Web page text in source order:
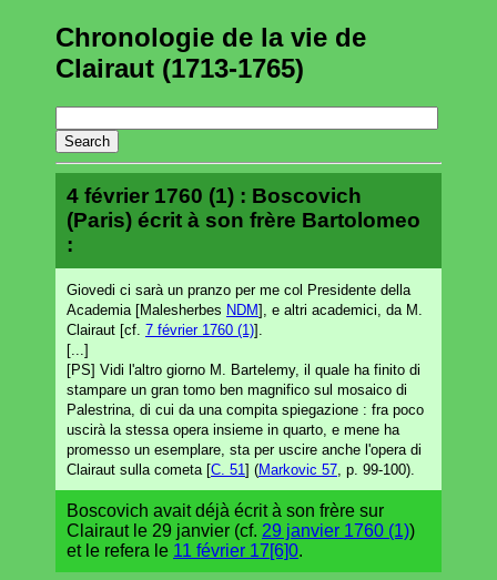
Chronologie de la vie de
Clairaut (1713-1765)
4 février 1760 (1) : Boscovich
(Paris) écrit à son frère Bartolomeo
:
Giovedi ci sarà un pranzo per me col Presidente della
Academia [Malesherbes NDM], e altri academici, da M.
Clairaut [cf. 7 février 1760 (1)].
[...]
[PS] Vidi l'altro giorno M. Bartelemy, il quale ha finito di
stampare un gran tomo ben magnifico sul mosaico di
Palestrina, di cui da una compita spiegazione : fra poco
uscirà la stessa opera insieme in quarto, e mene ha
promesso un esemplare, sta per uscire anche l'opera di
Clairaut sulla cometa [C. 51 ] (Markovic 57 , p. 99-100).
Boscovich avait déjà écrit à son frère sur
Clairaut le 29 janvier (cf. 29 janvier 1760 (1))
et le refera le 11 février 17[6]0.